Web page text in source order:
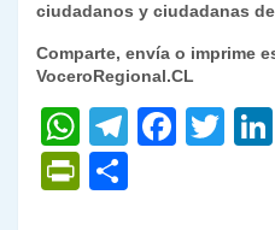
ciudadanos y ciudadanas
Comparte, envía o imprime
VoceroRegional.CL
W
h
at
T
F
T
P